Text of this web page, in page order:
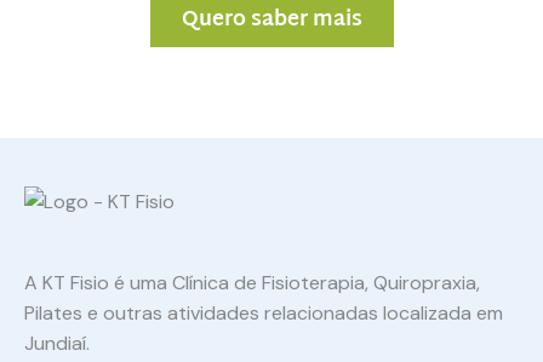
Quero saber mais
A KT Fisio é uma Clínica de Fisioterapia, Quiropraxia,
Pilates e outras atividades relacionadas localizada em
Jundiaí.